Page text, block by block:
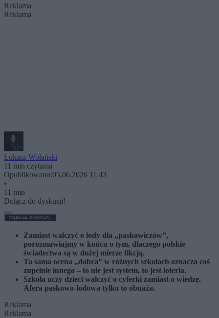
Reklama
Reklama
Łukasz Wolański
11 min czytania
Opublikowano:05.06.2026 11:43
•
11 min
Dołącz do dyskusji!
Zamiast walczyć o lody dla „paskowiczów”,
porozmawiajmy w końcu o tym, dlaczego polskie
świadectwa są w dużej mierze fikcją.
Ta sama ocena „dobra” w różnych szkołach oznacza coś
zupełnie innego – to nie jest system, to jest loteria.
Szkoła uczy dzieci walczyć o cyferki zamiast o wiedzę.
Afera paskowo-lodowa tylko to obnaża.
Reklama
Reklama